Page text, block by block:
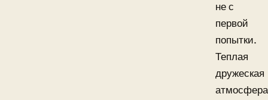
не с
первой
попытки.
Теплая
дружеская
атмосфера